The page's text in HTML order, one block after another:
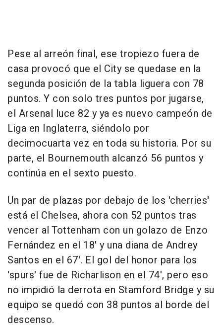
Pese al arreón final, ese tropiezo fuera de
casa provocó que el City se quedase en la
segunda posición de la tabla liguera con 78
puntos. Y con solo tres puntos por jugarse,
el Arsenal luce 82 y ya es nuevo campeón de
Liga en Inglaterra, siéndolo por
decimocuarta vez en toda su historia. Por su
parte, el Bournemouth alcanzó 56 puntos y
continúa en el sexto puesto.
Un par de plazas por debajo de los 'cherries'
está el Chelsea, ahora con 52 puntos tras
vencer al Tottenham con un golazo de Enzo
Fernández en el 18' y una diana de Andrey
Santos en el 67'. El gol del honor para los
'spurs' fue de Richarlison en el 74', pero eso
no impidió la derrota en Stamford Bridge y su
equipo se quedó con 38 puntos al borde del
descenso.